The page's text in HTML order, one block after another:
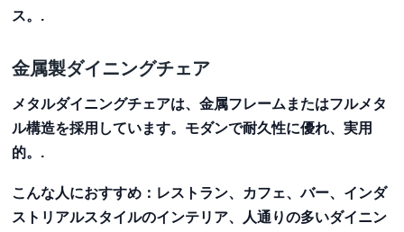
ス。.
金属製ダイニングチェア
メタルダイニングチェアは、金属フレームまたはフルメタ
ル構造を採用しています。モダンで耐久性に優れ、実用
的。.
こんな人におすすめ ：レストラン、カフェ、バー、インダ
ストリアルスタイルのインテリア、人通りの多いダイニン